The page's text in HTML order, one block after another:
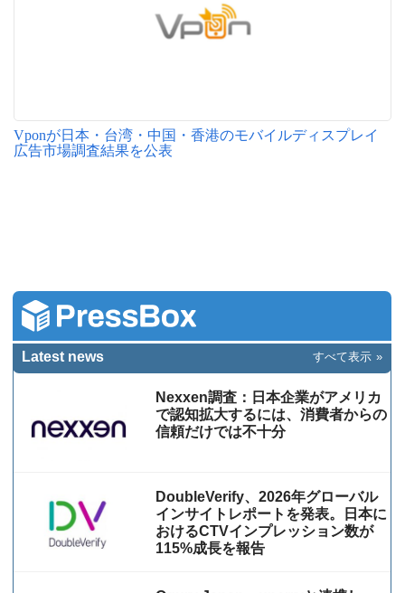
Vponが日本・台湾・中国・香港のモバイルディスプレイ
広告市場調査結果を公表
Latest news すべて表示
Nexxen調査：日本企業がアメリカ
で認知拡大するには、消費者からの
信頼だけでは不十分
DoubleVerify、2026年グローバル
インサイトレポートを発表。日本に
おけるCTVインプレッション数が
115%成⻑を報告